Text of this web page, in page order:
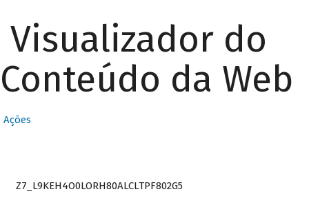
Visualizador do
Conteúdo da Web
Ações
Z7_L9KEH4O0LORH80ALCLTPF802G5